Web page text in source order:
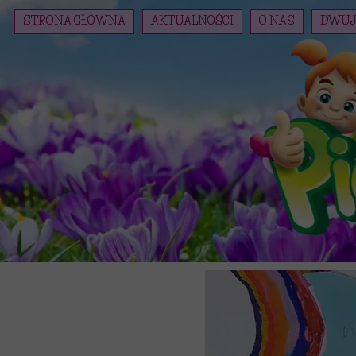
STRONA GŁÓWNA AKTUALNOŚCI O NAS